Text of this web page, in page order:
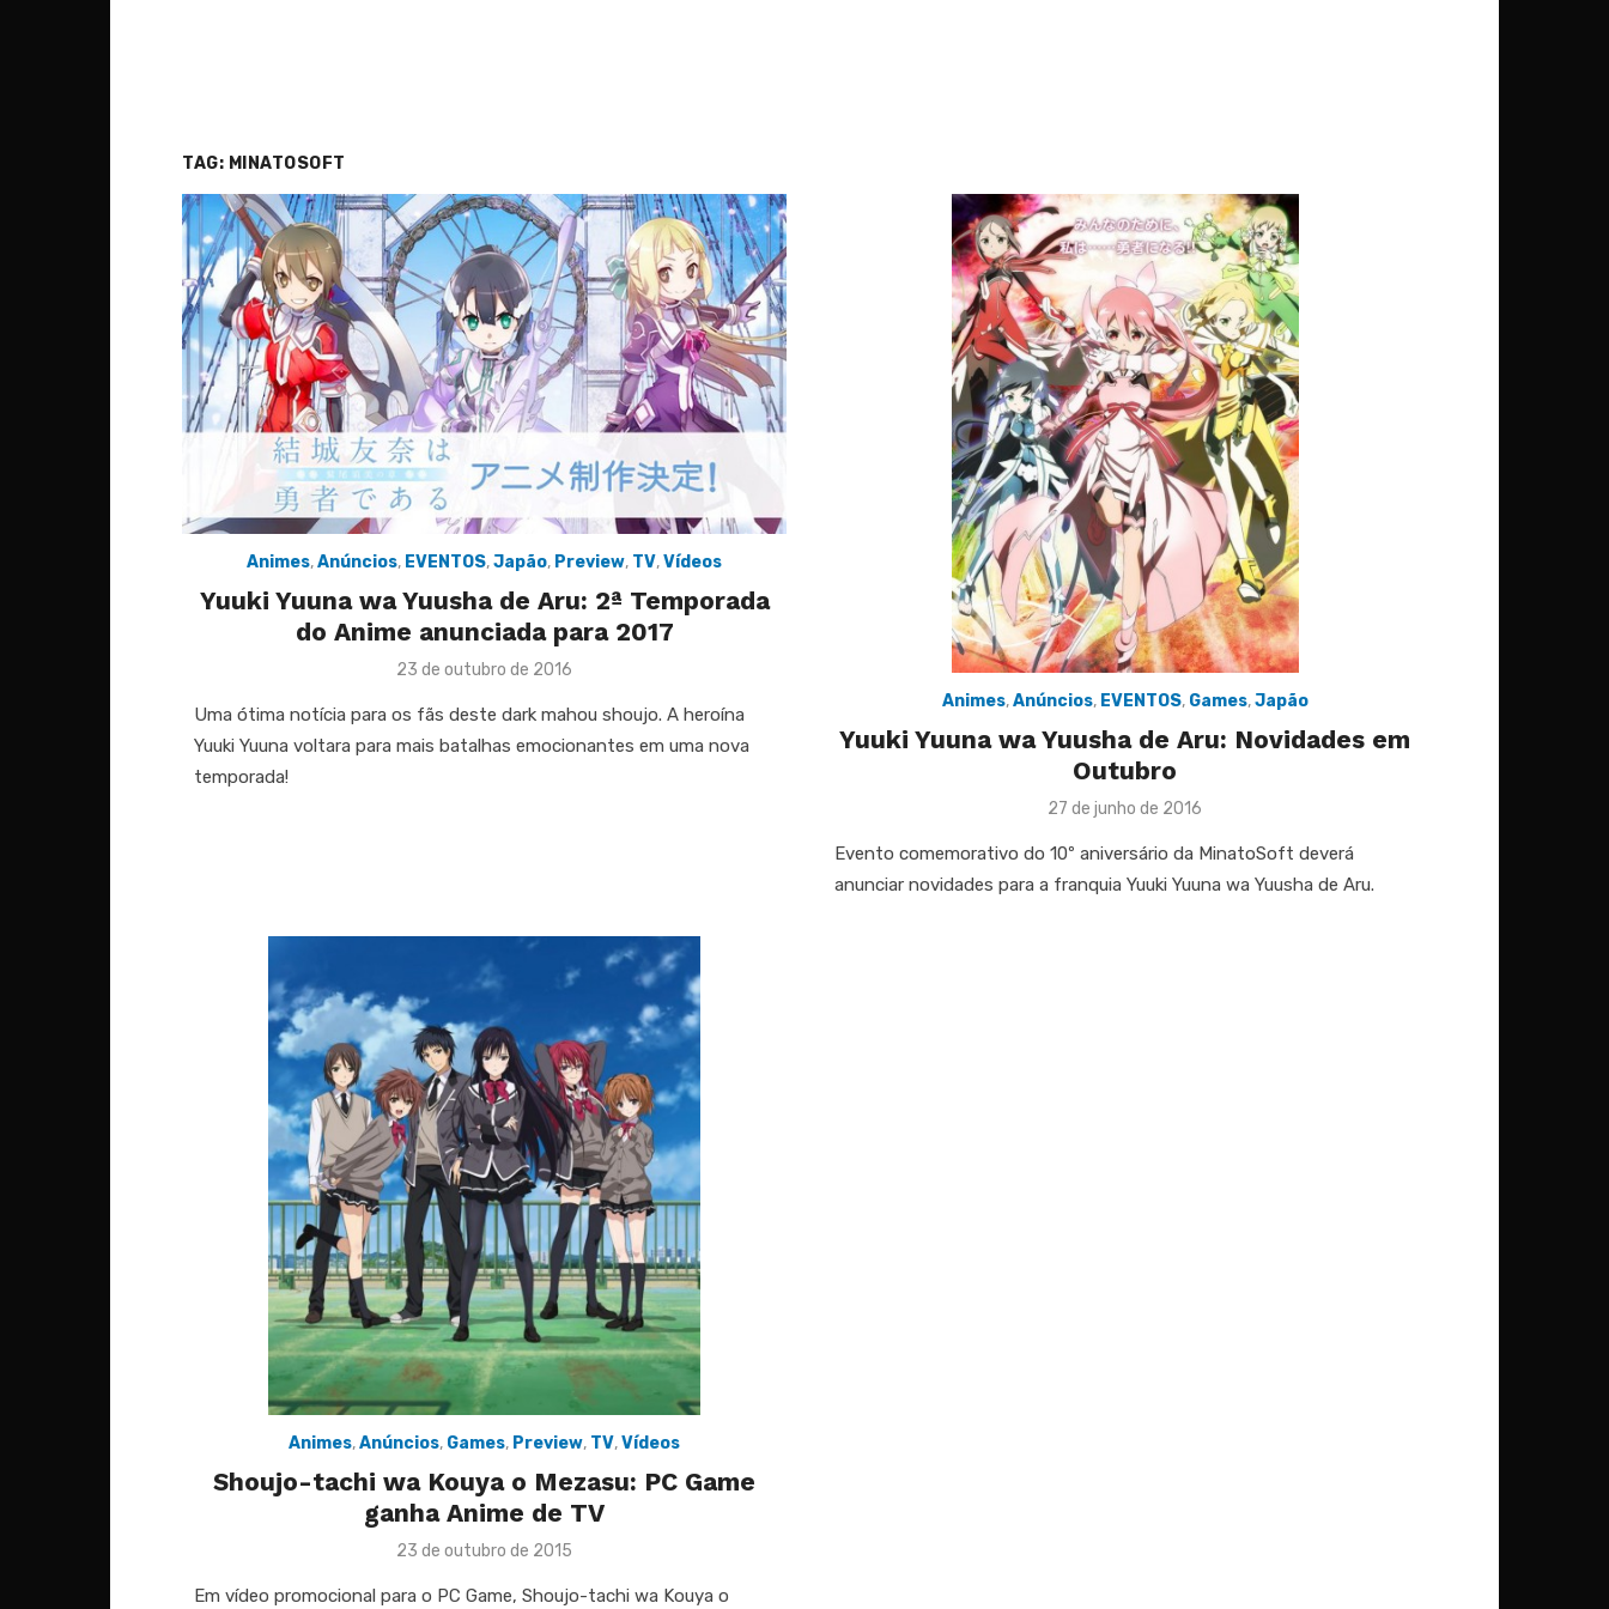
TAG: MINATOSOFT
Animes,Anúncios, EVENTOS,Japão, Preview, TV,Vídeos
Yuuki Yuuna wa Yuusha de Aru: 2ª Temporada
do Anime anunciada para 2017
Posted
23 de outubro de 2016
Uma ótima notícia para os fãs deste dark mahou shoujo. A heroína
Yuuki Yuuna voltara para mais batalhas emocionantes em uma nova
temporada!
Animes,Anúncios, EVENTOS, Games,Japão
Yuuki Yuuna wa Yuusha de Aru: Novidades em
Outubro
Posted
27 de junho de 2016
Evento comemorativo do 10º aniversário da MinatoSoft deverá
anunciar novidades para a franquia Yuuki Yuuna wa Yuusha de Aru.
Animes,Anúncios, Games, Preview, TV,Vídeos
Shoujo-tachi wa Kouya o Mezasu: PC Game
ganha Anime de TV
Posted
23 de outubro de 2015
Em vídeo promocional para o PC Game, Shoujo-tachi wa Kouya o